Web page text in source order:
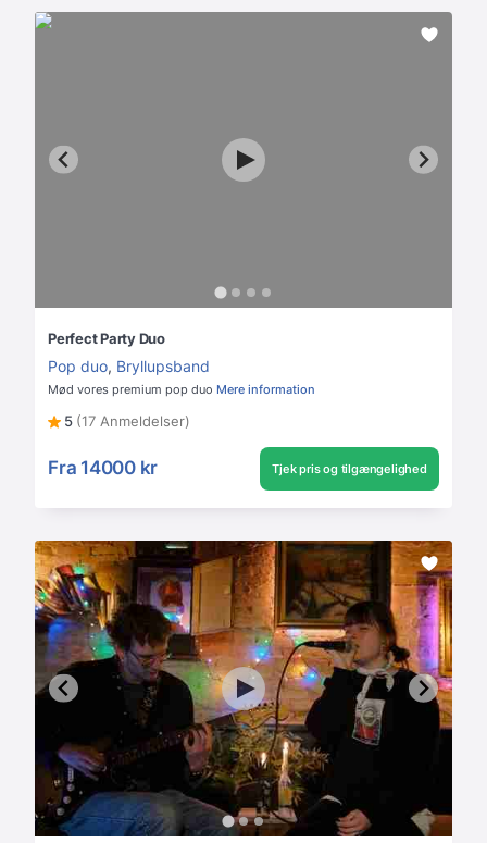
Perfect Party Duo
Pop duo, Bryllupsband
Mød vores premium pop duo Mere information
5 (17 Anmeldelser)
Fra 14000 kr Tjek pris og tilgængelighed